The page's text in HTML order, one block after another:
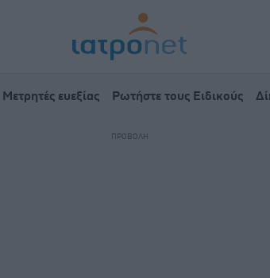
Μετρητές ευεξίας Ρωτήστε τους Ειδικούς